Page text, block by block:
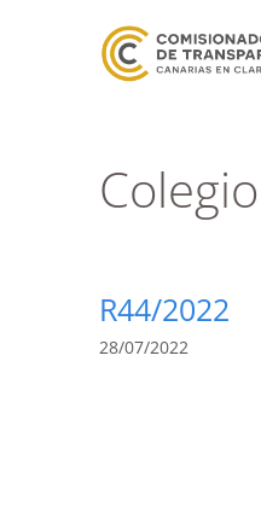
R44/2022
28/07/2022